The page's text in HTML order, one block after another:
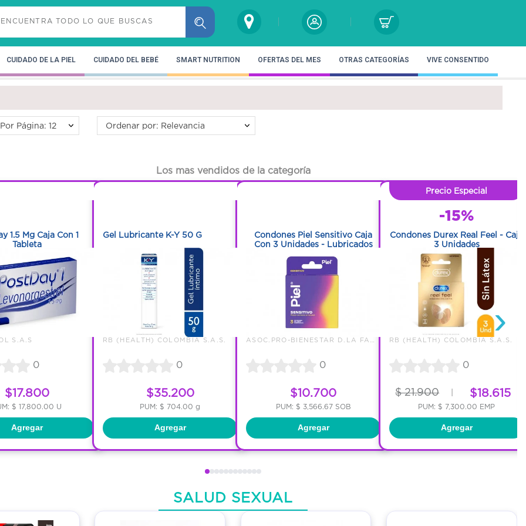
CUIDADO DE LA PIEL CUIDADO DEL BEBÉ SMART NUTRITION OFERTAS DEL MES OTRAS CATEGORÍAS VIVE CONSENTIDO
Por Página: 12 Ordenar por: Relevancia
Los mas vendidos de la categoría
1.5 Mg Caja Con 1
Tableta
S.A.S
0
$17.800
$ 17,800.00 U
Agregar
Gel Lubricante K-Y 50 G
RB (HEALTH) COLOMBIA S.A.S.
0
$35.200
PUM: $ 704.00 g
Agregar
Condones Piel Sensitivo Caja
Con 3 Unidades - Lubricados
0
$10.700
PUM: $ 3,566.67 SOB
Agregar
Precio Especial
-15%
Condones Durex Real Feel - Caja
3 Unidades
RB (HEALTH) COLOMBIA S.A.S.
0
$ 21.900 | $18.615
PUM: $ 7,300.00 EMP
Agregar
›
SALUD SEXUAL